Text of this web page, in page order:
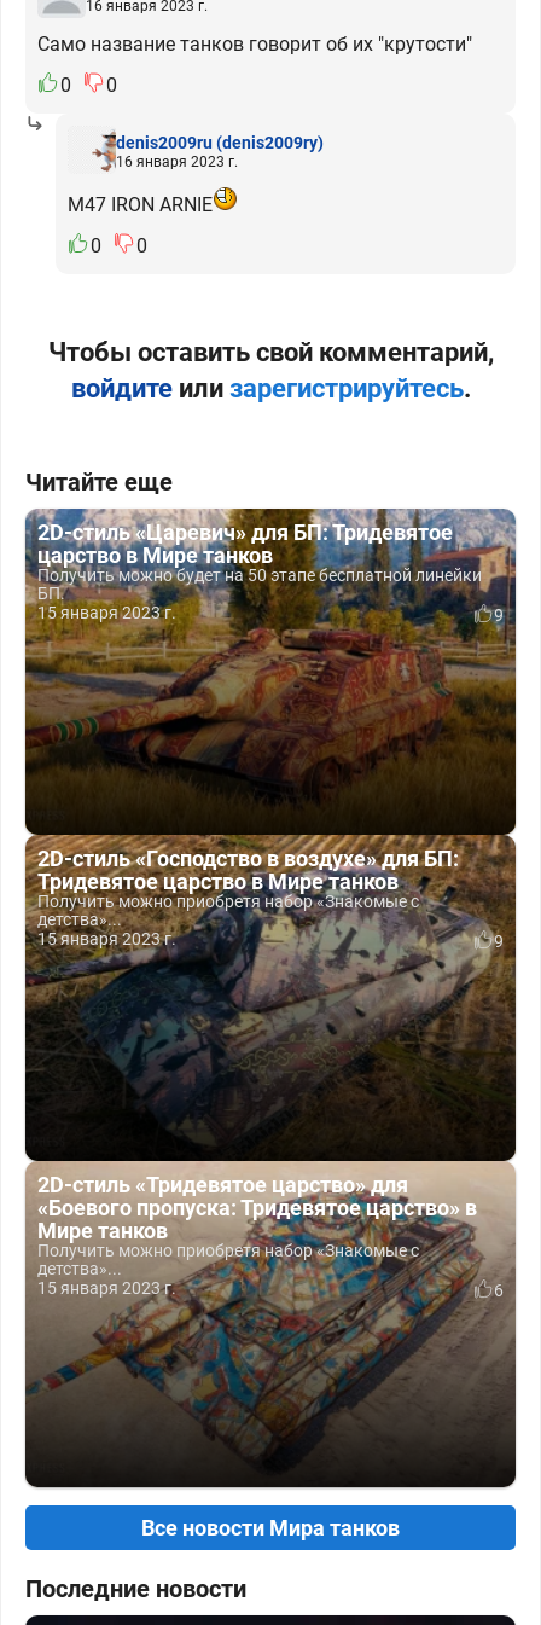
16 января 2023 г.
Само название танков говорит об их "крутости"
0
0
denis2009ru(denis2009ry)
16 января 2023 г.
M47 IRON ARNIE
0
0
Чтобы оставить свой комментарий,
войдитеили зарегистрируйтесь.
Читайте еще
2D-стиль «Царевич» для БП: Тридевятое
царство в Мире танков
Получить можно будет на 50 этапе бесплатной линейки
БП.
15 января 2023 г.
9
2D-стиль «Господство в воздухе» для БП:
Тридевятое царство в Мире танков
Получить можно приобретя набор «Знакомые с
детства»...
15 января 2023 г.
9
2D-стиль «Тридевятое царство» для
«Боевого пропуска: Тридевятое царство» в
Мире танков
Получить можно приобретя набор «Знакомые с
детства»...
15 января 2023 г.
6
Все новости Мира танков
Последние новости